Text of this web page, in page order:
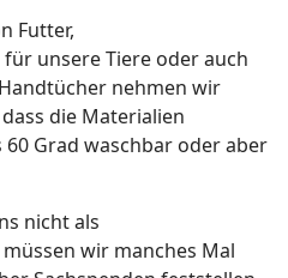
Futter,
unsere Tiere oder auch
nehmen wir
die Materialien
Grad waschbar oder aber
nicht als
wir manches Mal